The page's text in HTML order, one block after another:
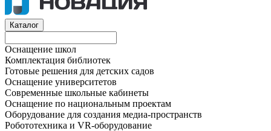
Каталог
Оснащение школ
Комплектация библиотек
Готовые решения для детских садов
Оснащение университетов
Современные школьные кабинеты
Оснащение по национальным проектам
Оборудование для создания медиа-пространств
Робототехника и VR-оборудование